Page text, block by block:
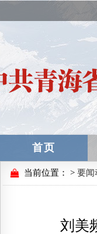
首页
当前位置： > 要闻
刘美